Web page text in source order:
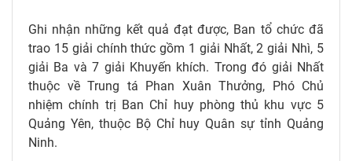
Ghi nhận những kết quả đạt được, Ban tổ chức đã
trao 15 giải chính thức gồm 1 giải Nhất, 2 giải Nhì, 5
giải Ba và 7 giải Khuyến khích. Trong đó giải Nhất
thuộc về Trung tá Phan Xuân Thưởng, Phó Chủ
nhiệm chính trị Ban Chỉ huy phòng thủ khu vực 5
Quảng Yên, thuộc Bộ Chỉ huy Quân sự tỉnh Quảng
Ninh.